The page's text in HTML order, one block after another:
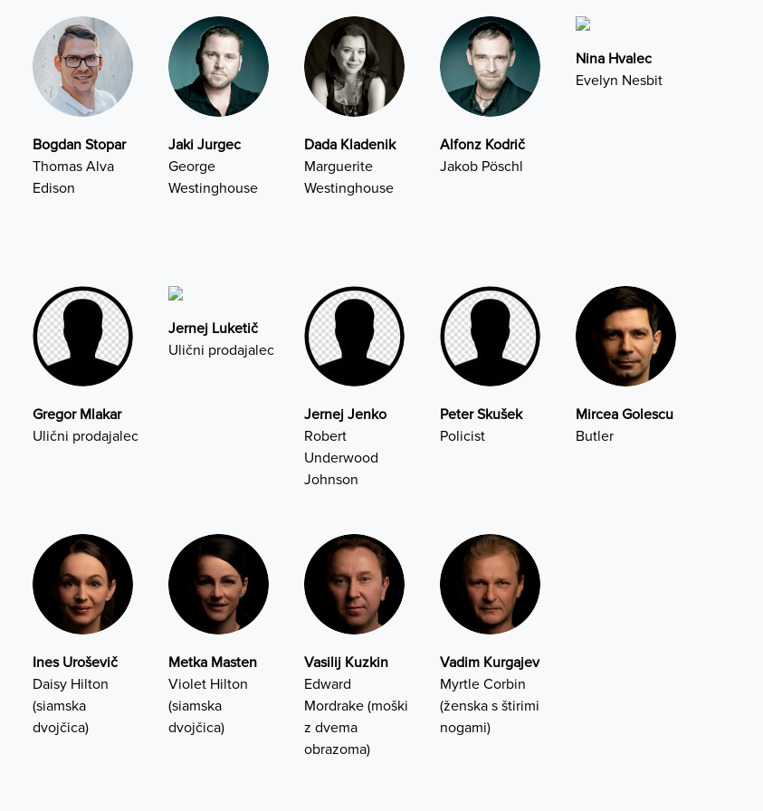
Bogdan Stopar
Thomas Alva
Edison
Jaki Jurgec
George
Westinghouse
Dada Kladenik
Marguerite
Westinghouse
Alfonz Kodrič
Jakob Pöschl
Nina Hvalec
Evelyn Nesbit
Gregor Mlakar
Ulični prodajalec
Jernej Luketič
Ulični prodajalec
Jernej Jenko
Robert
Underwood
Johnson
Peter Skušek
Policist
Mircea Golescu
Butler
Ines Uroševič
Daisy Hilton
(siamska
dvojčica)
Metka Masten
Violet Hilton
(siamska
dvojčica)
Vasilij Kuzkin
Edward
Mordrake (moški
z dvema
obrazoma)
Vadim Kurgajev
Myrtle Corbin
(ženska s štirimi
nogami)